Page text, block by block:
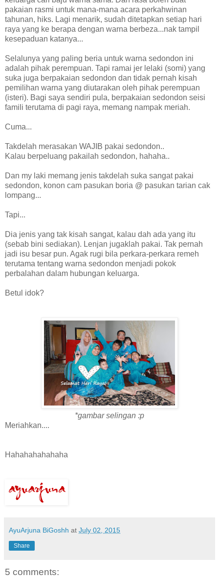
pakaian rasmi untuk mana-mana acara perkahwinan
tahunan, hiks. Lagi menarik, sudah ditetapkan setiap hari
raya yang ke berapa dengan warna berbeza...nak tampil
kesepaduan katanya...
Selalunya yang paling beria untuk warna sedondon ini
adalah pihak perempuan. Tapi ramai jer lelaki (somi) yang
suka juga berpakaian sedondon dan tidak pernah kisah
pemilihan warna yang diutarakan oleh pihak perempuan
(isteri). Bagi saya sendiri pula, berpakaian sedondon seisi
famili terutama di pagi raya, memang nampak meriah.
Cuma...
Takdelah merasakan WAJIB pakai sedondon..
Kalau berpeluang pakailah sedondon, hahaha..
Dan my laki memang jenis takdelah suka sangat pakai
sedondon, konon cam pasukan boria @ pasukan tarian cak
lompang...
Tapi...
Dia jenis yang tak kisah sangat, kalau dah ada yang itu
(sebab bini sediakan). Lenjan jugaklah pakai. Tak pernah
jadi isu besar pun. Agak rugi bila perkara-perkara remeh
terutama tentang warna sedondon menjadi pokok
perbalahan dalam hubungan keluarga.
Betul idok?
*gambar selingan :p
Meriahkan....
Hahahahahahaha
AyuArjuna BiGoshh at July 02, 2015
Share
5 comments: